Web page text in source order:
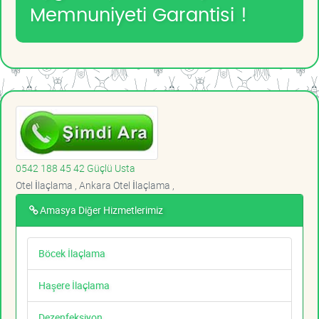
Memnuniyeti Garantisi !
0542 188 45 42 Güçlü Usta
Otel İlaçlama , Ankara Otel İlaçlama ,
Amasya Diğer Hizmetlerimiz
Böcek İlaçlama
Haşere İlaçlama